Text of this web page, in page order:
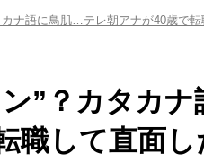
カナ語に鳥肌…テレ朝アナが40歳で
”？カタカ
職して直面